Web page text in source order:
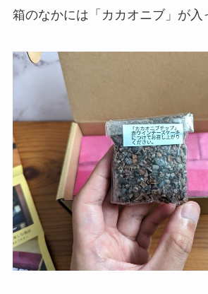
箱のなかには「カカオニブ」が入